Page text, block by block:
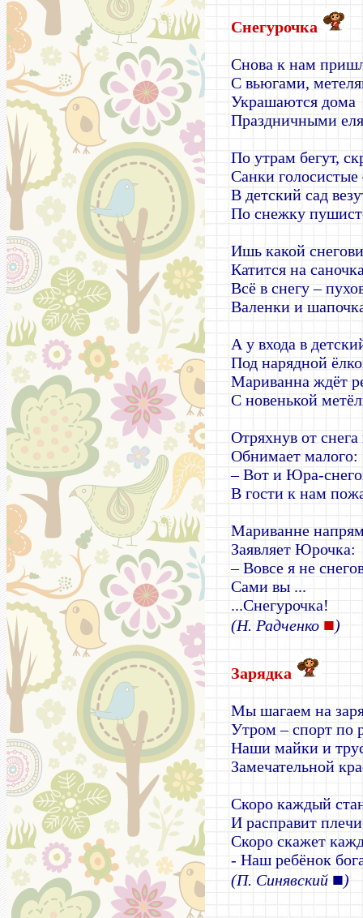
Снегурочка
Снова к нам
С вьюгами,
Украшаются дома
Праздничными
По утрам бегут,
Санки голосистые
В детский сад
По снежку
Ишь какой
Катится на
Всё в снегу –
Валенки и
А у входа в
Под нарядной
Мариванна ждёт
С новенькой
Отряхнув от снега
Обнимает малого:
– Вот и Юра-
В гости к нам
Мариванне
Заявляет Юрочка:
– Вовсе я не
Сами вы ...
...Снегурочка!
(Н. Радченко ■)
Зарядка
Мы шагаем на
Утром – спорт по
Наши майки и
Замечательной
Скоро каждый
И расправит
Скоро скажет
- Наш ребёнок
(П. Синявский ■)